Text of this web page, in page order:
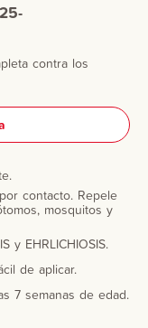
contra los
contacto. Repele
mosquitos y
y EHRLICHIOSIS.
de aplicar.
7 semanas de edad.